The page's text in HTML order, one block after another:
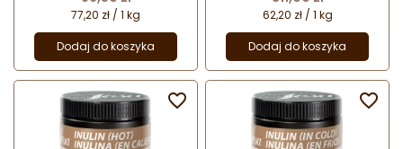
77,20 zł / 1 kg
Dodaj do koszyka
62,20 zł / 1 kg
Dodaj do koszyka
 